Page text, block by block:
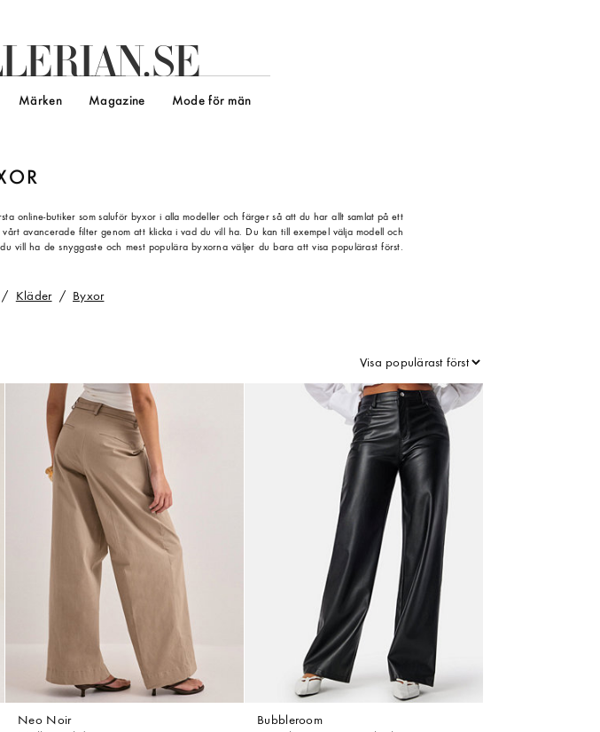
LERIAN.SE
Märken Magazine Mode för män
online-butiker som saluför byxor i alla modeller och färger så att du har allt samlat på ett
avancerade filter genom att klicka i vad du vill ha. Du kan till exempel välja modell och
vill ha de snyggaste och mest populära byxorna väljer du bara att visa populärast först.
Kläder Byxor
Neo Noir
Bubbleroom